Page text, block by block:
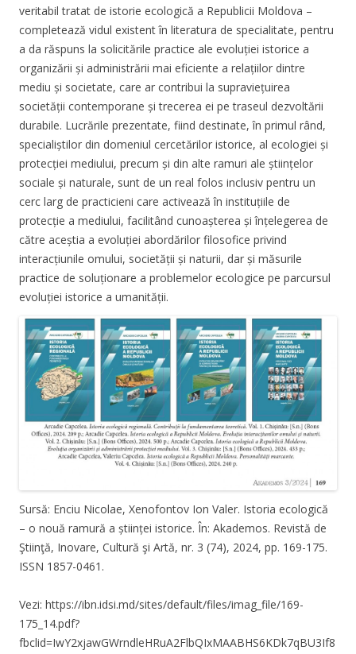
veritabil tratat de istorie ecologică a Republicii Moldova –
completează vidul existent în literatura de specialitate, pentru
a da răspuns la solicitările practice ale evoluției istorice a
organizării și administrării mai eficiente a relațiilor dintre
mediu și societate, care ar contribui la supraviețuirea
societății contemporane și trecerea ei pe traseul dezvoltării
durabile. Lucrările prezentate, fiind destinate, în primul rând,
specialiștilor din domeniul cercetărilor istorice, al ecologiei și
protecției mediului, precum și din alte ramuri ale științelor
sociale și naturale, sunt de un real folos inclusiv pentru un
cerc larg de practicieni care activează în instituțiile de
protecție a mediului, facilitând cunoașterea și înțelegerea de
către aceștia a evoluției abordărilor filosofice privind
interacțiunile omului, societății și naturii, dar și măsurile
practice de soluționare a problemelor ecologice pe parcursul
evoluției istorice a umanității.
Sursă: Enciu Nicolae, Xenofontov Ion Valer. Istoria ecologică
– o nouă ramură a științei istorice. În: Akademos. Revistă de
Ştiinţă, Inovare, Cultură şi Artă, nr. 3 (74), 2024, pp. 169-175.
ISSN 1857-0461.
Vezi: https://ibn.idsi.md/sites/default/files/imag_file/169-
175_14.pdf?
fbclid=IwY2xjawGWrndleHRuA2FlbQIxMAABHS6KDk7qBU3If8